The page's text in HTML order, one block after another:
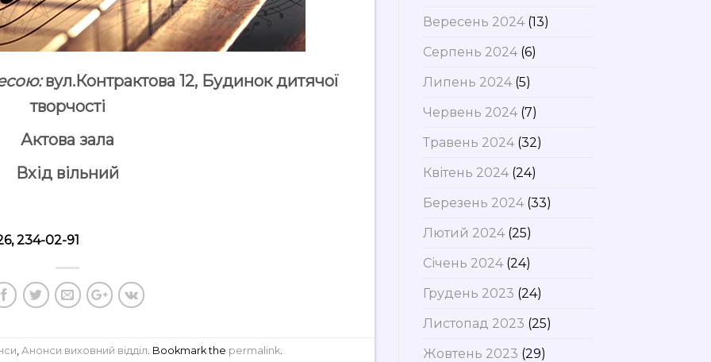
вул.Контрактова 12, Будинок дитячої
творчості
Актова зала
Вхід вільний
234-02-91
,Анонси виховний відділ. Bookmark the permalink.
Вересень 2024(13)
Серпень 2024(6)
Липень 2024(5)
Червень 2024(7)
Травень 2024(32)
Квітень 2024(24)
Березень 2024(33)
Лютий 2024(25)
Січень 2024(24)
Грудень 2023 (24)
Листопад 2023 (25)
Жовтень 2023 (29)